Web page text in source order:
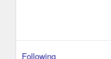
Following